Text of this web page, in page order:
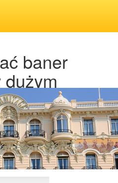
baner